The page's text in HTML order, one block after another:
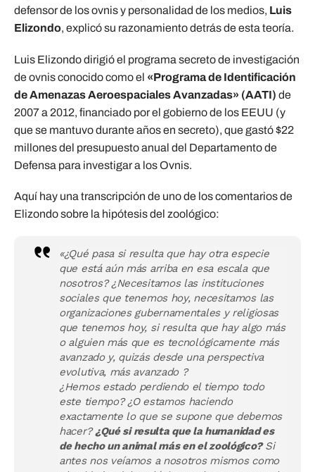
defensor de los ovnis y personalidad de los medios, Luis
Elizondo, explicó su razonamiento detrás de esta teoría.
Luis Elizondo dirigió el programa secreto de investigación
de ovnis conocido como el «Programa de Identificación
de Amenazas Aeroespaciales Avanzadas» (AATI) de
2007 a 2012, financiado por el gobierno de los EEUU (y
que se mantuvo durante años en secreto), que gastó $22
millones del presupuesto anual del Departamento de
Defensa para investigar a los Ovnis.
Aquí hay una transcripción de uno de los comentarios de
Elizondo sobre la hipótesis del zoológico:
«¿Qué pasa si resulta que hay otra especie
que está aún más arriba en esa escala que
nosotros? ¿Necesitamos las instituciones
sociales que tenemos hoy, necesitamos las
organizaciones gubernamentales y religiosas
que tenemos hoy, si resulta que hay algo más
o alguien más que es tecnológicamente más
avanzado y, quizás desde una perspectiva
evolutiva, más avanzado ?
¿Hemos estado perdiendo el tiempo todo
este tiempo? ¿O estamos haciendo
exactamente lo que se supone que debemos
hacer?¿Qué si resulta que la humanidad es
de hecho un animal más en el zoológico?Si
antes nos veíamos a nosotros mismos como